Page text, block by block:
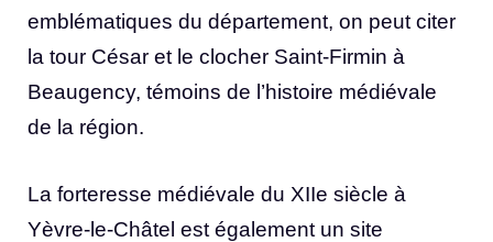
emblématiques du département, on peut citer
la tour César et le clocher Saint-Firmin à
Beaugency, témoins de l’histoire médiévale
de la région.
La forteresse médiévale du XIIe siècle à
Yèvre-le-Châtel est également un site